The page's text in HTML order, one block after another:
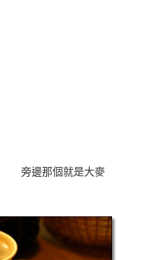
旁邊那個就是大麥